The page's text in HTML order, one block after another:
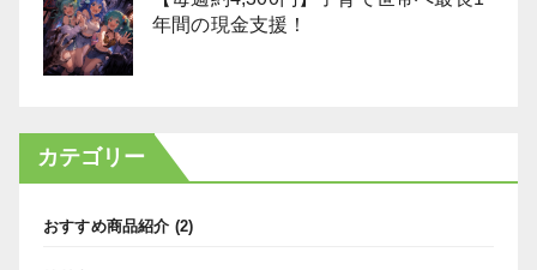
年間の現金支援！
カテゴリー
おすすめ商品紹介 (2)